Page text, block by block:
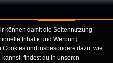
können damit die Seitennutzung
Inhalte und Werbung
und insbesondere dazu, wie
findest du in unseren